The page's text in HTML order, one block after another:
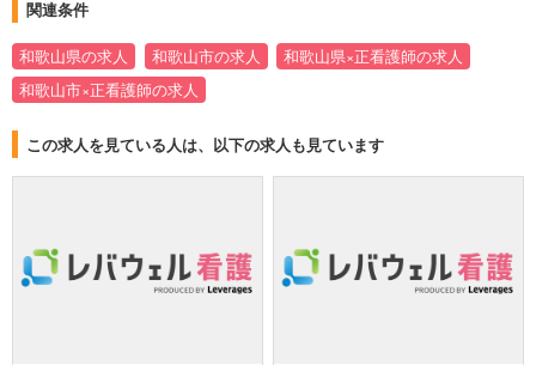
関連条件
和歌山県の求人 和歌山市の求人
和歌山県×正看護師の求人
和歌山市×正看護師の求人
この求人を見ている人は、以下の求人も見ています